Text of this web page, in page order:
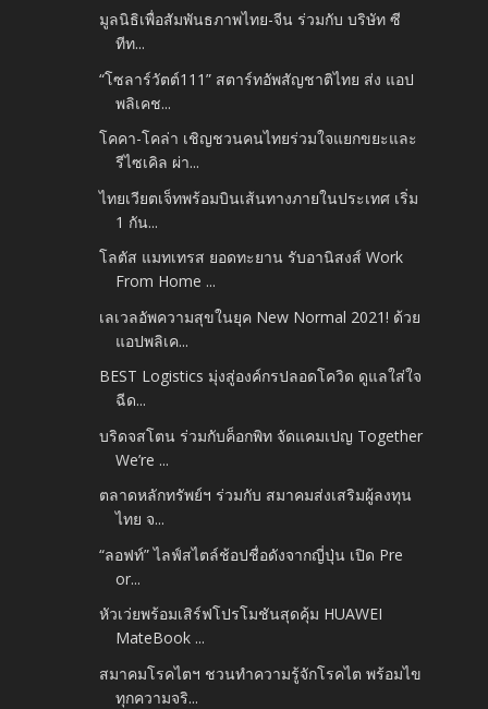
มูลนิธิเพื่อสัมพันธภาพไทย-จีน ร่วมกับ บริษัท ซี
ทีท...
“โซลาร์วัตต์111” สตาร์ทอัพสัญชาติไทย ส่ง แอป
พลิเคช...
โคคา-โคล่า เชิญชวนคนไทยร่วมใจแยกขยะและ
รีไซเคิล ผ่า...
ไทยเวียตเจ็ทพร้อมบินเส้นทางภายในประเทศ เริ่ม
1 กัน...
โลตัส แมทเทรส ยอดทะยาน รับอานิสงส์ Work
From Home ...
เลเวลอัพความสุขในยุค New Normal 2021! ด้วย
แอปพลิเค...
BEST Logistics มุ่งสู่องค์กรปลอดโควิด ดูแลใส่ใจ
ฉีด...
บริดจสโตน ร่วมกับค็อกพิท จัดแคมเปญ Together
We’re ...
ตลาดหลักทรัพย์ฯ ร่วมกับ สมาคมส่งเสริมผู้ลงทุน
ไทย จ...
“ลอฟท์” ไลฟ์สไตล์ช้อปชื่อดังจากญี่ปุ่น เปิด Pre
or...
หัวเว่ยพร้อมเสิร์ฟโปรโมชันสุดคุ้ม HUAWEI
MateBook ...
สมาคมโรคไตฯ ชวนทำความรู้จักโรคไต พร้อมไข
ทุกความจริ...